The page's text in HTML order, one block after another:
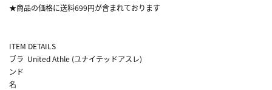
★商品の価格に送料699円が含まれております
ITEM DETAILS
ブラ
ンド
名
United Athle (ユナイテッドアスレ)